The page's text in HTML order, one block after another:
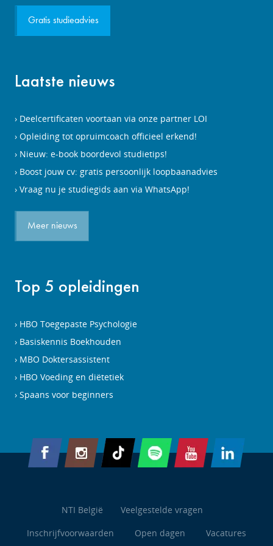
Gratis studieadvies
Laatste nieuws
Deelcertificaten voortaan via onze partner LOI
Opleiding tot opruimcoach officieel erkend!
Nieuw: e-book boordevol studietips!
Boost jouw cv: gratis persoonlijk loopbaanadvies
Vraag nu je studiegids aan via WhatsApp!
Meer nieuws
Top 5 opleidingen
HBO Toegepaste Psychologie
Basiskennis Boekhouden
MBO Doktersassistent
HBO Voeding en diëtetiek
Spaans voor beginners
NTI België
Veelgestelde vragen
Inschrijfvoorwaarden
Open dagen Vacatures